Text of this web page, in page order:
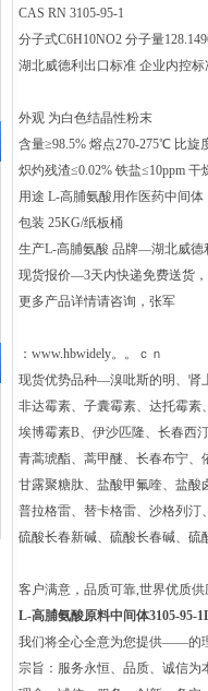
CAS RN 3105-95-1
分子式C6H10NO2 分子量
湖北威德利出口标准 企业内控标
外观 为白色结晶性粉末
含量≥98.5% 熔点270-275℃ 比旋
炽灼残渣≤0.02% 铁盐≤10ppm 干
用途 L-高脯氨酸用作医药中间体
包装 25KG/纸板桶
生产L-高脯氨酸 品牌—湖北威
现货报价—3天内快递免费送货
更多产品详情请咨询，张军
：www.hbwidely。。ｃｎ
现货优势品种—溴吡斯的明、肾
非达霉素、子囊霉素、达托霉素
埃博霉素B、伊沙匹隆、长春西
青蒿琥酯、蒿甲醚、长春布宁
甘露聚糖肽、盐酸甲氟喹、盐酸
普拉格雷、替卡格雷、沙格列汀
硫酸长春新碱、硫酸长春碱、硫
客户满意，品质可靠,世界优质
L-高脯氨酸原料中间体3105-95-1
我们将全心全意为您提供——的
宗旨：服务永恒、品质、诚信